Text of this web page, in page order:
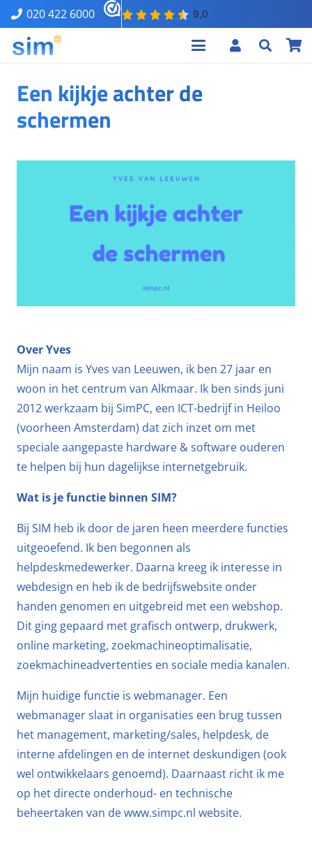
020 422 6000
Een kijkje achter de
schermen
Over Yves
Mijn naam is Yves van Leeuwen, ik ben 27 jaar en
woon in het centrum van Alkmaar. Ik ben sinds juni
2012 werkzaam bij SimPC, een ICT-bedrijf in Heiloo
(voorheen Amsterdam) dat zich inzet om met
speciale aangepaste hardware & software ouderen
te helpen bij hun dagelijkse internetgebruik.
Wat is je functie binnen SIM?
Bij SIM heb ik door de jaren heen meerdere functies
uitgeoefend. Ik ben begonnen als
helpdeskmedewerker. Daarna kreeg ik interesse in
webdesign en heb ik de bedrijfswebsite onder
handen genomen en uitgebreid met een webshop.
Dit ging gepaard met grafisch ontwerp, drukwerk,
online marketing, zoekmachineoptimalisatie,
zoekmachineadvertenties en sociale media kanalen.
Mijn huidige functie is webmanager. Een
webmanager slaat in organisaties een brug tussen
het management, marketing/sales, helpdesk, de
interne afdelingen en de internet deskundigen (ook
wel ontwikkelaars genoemd). Daarnaast richt ik me
op het directe onderhoud- en technische
beheertaken van de www.simpc.nl website.